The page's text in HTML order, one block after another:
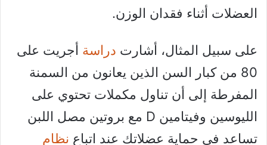
العضلات أثناء فقدان الوزن.
على سبيل المثال، أشارت دراسة أجريت على
80 من كبار السن الذين يعانون من السمنة
المفرطة إلى أن تناول مكملات تحتوي على
الليوسين وفيتامين D مع بروتين مصل اللبن
تساعد في حماية عضلاتك عند اتباع نظام